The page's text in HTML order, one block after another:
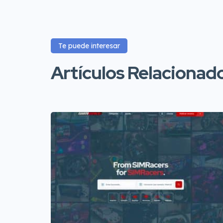
Te puede interesar
Artículos